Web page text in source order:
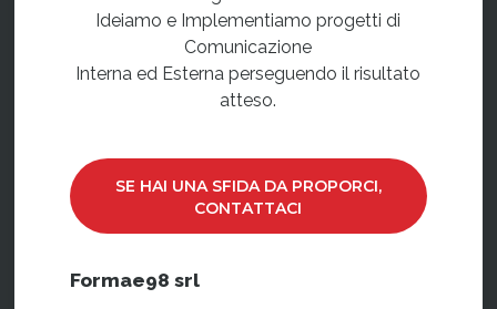
Ideiamo e Implementiamo progetti di
Comunicazione
Interna ed Esterna perseguendo il risultato
atteso.
SE HAI UNA SFIDA DA PROPORCI,
CONTATTACI
Formae98 srl